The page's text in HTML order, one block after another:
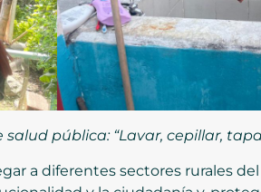
pública: “Lavar, cepillar,
a diferentes sectores rurales